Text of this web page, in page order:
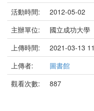
活動時間:
2012-05-02
主辦單位:
國立成功大學
上傳時間:
2021-03-13
上傳者:
圖書館
觀看次數:
887